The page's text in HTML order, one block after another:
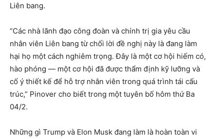
Liên bang.
“Các nhà lãnh đạo công đoàn và chính trị gia yêu cầu
nhân viên Liên bang từ chối lời đề nghị này là đang làm
hại họ một cách nghiêm trọng. Đây là một cơ hội hiếm có,
hào phóng — một cơ hội đã được thẩm định kỹ lưỡng và
cố ý thiết kế để hỗ trợ nhân viên trong quá trình tái cấu
trúc,” Pinover cho biết trong một tuyên bố hôm thứ Ba
04/2.
Những gì Trump và Elon Musk đang làm là hoàn toàn vi